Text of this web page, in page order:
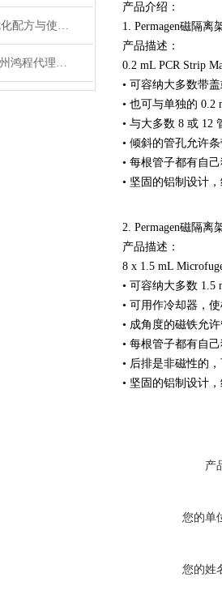
Teknova培养基的优化配方与使用技巧
glycotech 01-059 广州鸿程代理：开启糖生物学研究新征程
产品介绍：
1. Permagen磁隔离
产品描述：
0.2 mL PCR Strip
• 可容纳大多数带
• 也可与单独的 0.2
• 与大多数 8 或 12
• 倾斜的管孔允许
• 每根管子都有自
• 坚固的铝制设计
2. Permagen磁隔离
产品描述：
8 x 1.5 mL
• 可容纳大多数 1.5
• 可用作冷却器，
• 成角度的磁铁允
• 每根管子都有自
• 后排是非磁性的
• 坚固的铝制设计
产
您的单
您的姓